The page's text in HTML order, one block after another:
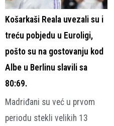
Košarkaši Reala uvezali su i
treću pobjedu u Euroligi,
pošto su na gostovanju kod
Albe u Berlinu slavili sa
80:69.
Madriđani su već u prvom
periodu stekli velikih 13